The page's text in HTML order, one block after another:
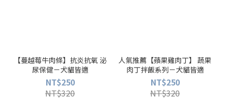
【蔓越莓牛肉條】抗炎抗氧 泌
尿保健－犬貓皆適
NT$250
NT$320
人氣推薦【蘋果雞肉丁】 蔬果
肉丁拌飯系列－犬貓皆適
NT$250
NT$320